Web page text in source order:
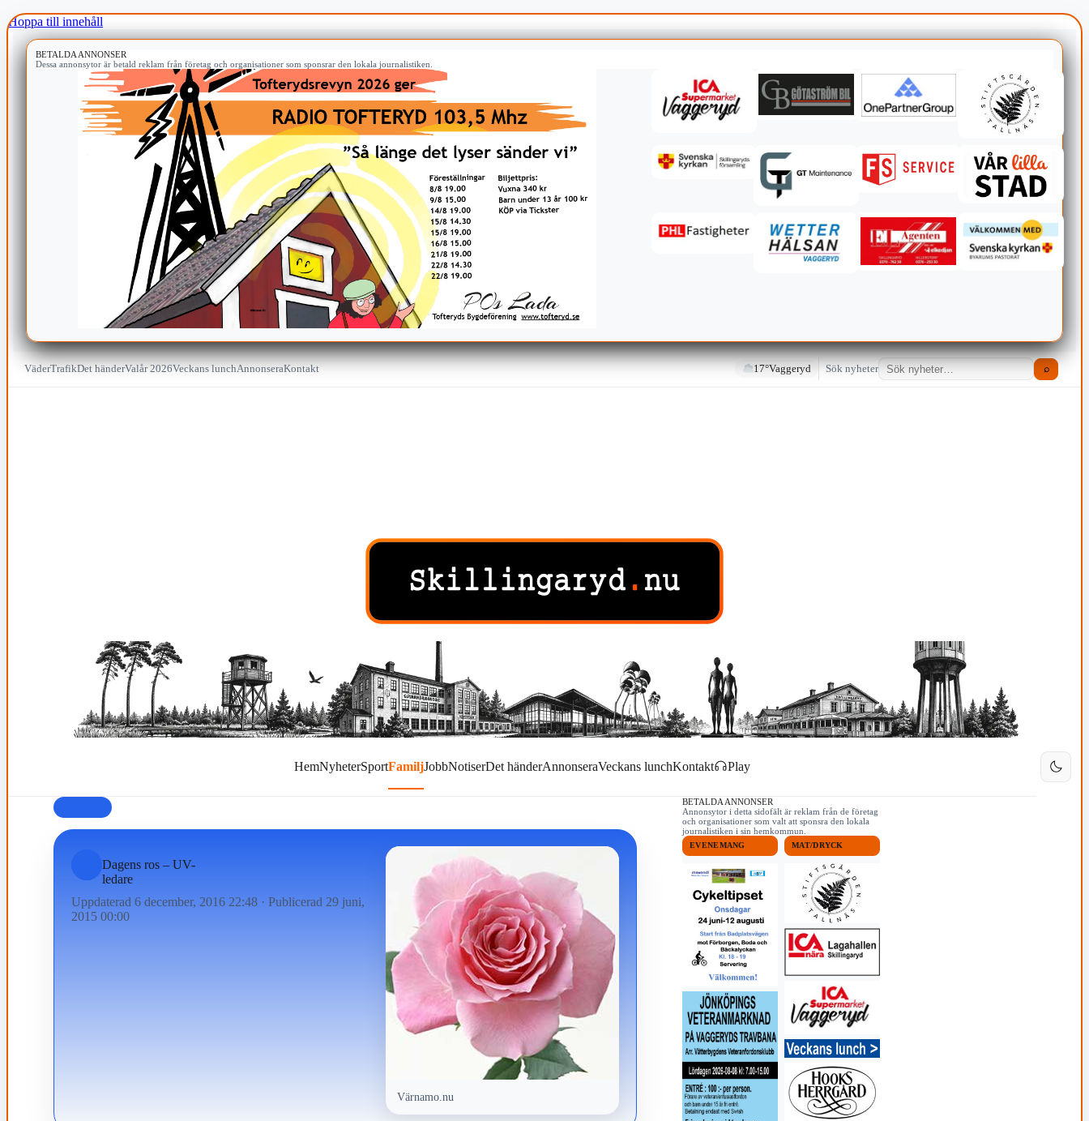
Hoppa till innehåll
BETALDA ANNONSER
Dessa annonsytor är betald reklam från företag och organisationer som sponsrar den lokala journalistiken.
VäderTrafikDet händerValår 2026Veckans lunchAnnonseraKontakt 17°Vaggeryd Sök nyheter ⌕
HemNyheterSportFamiljJobbNotiserDet händerAnnonseraVeckans lunchKontakt Play
Dagens ros – UV-
ledare
Uppdaterad 6 december, 2016 22:48 · Publicerad 29 juni,
2015 00:00
Värnamo.nu
BETALDA ANNONSER
Annonsytor i detta sidofält är reklam från de företag
och organisationer som valt att sponsra den lokala
journalistiken i sin hemkommun.
EVENEMANG MAT/DRYCK